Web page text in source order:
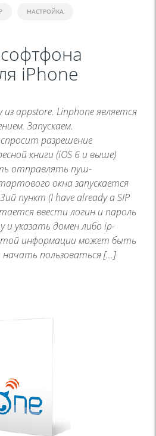
НАСТРОЙКА
iPhone
appstore. Linphone является
Запускаем.
разрешение
книги (iOS 6 и выше)
отправлять пуш-
окна запускается
пункт (I have already a SIP
ввести логин и пароль
и указать домен либо ip-
информации может быть
пользоваться […]